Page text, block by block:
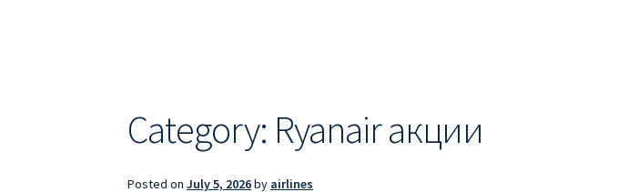
Информация по бронированию билетов Ryanair КАК НАЙТИ ДЕШЕВЫЙ БИЛЕТ
Category: Ryanair акции
Posted onJuly 5, 2026by airlines